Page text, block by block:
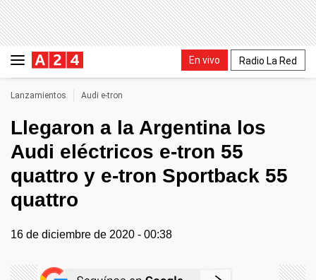
En vivo Radio La Red
Lanzamientos Audi e-tron
Llegaron a la Argentina los
Audi eléctricos e-tron 55
quattro y e-tron Sportback 55
quattro
16 de diciembre de 2020 - 00:38